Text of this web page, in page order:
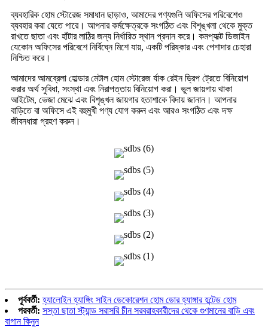
ব্যবহারিক হোম স্টোরেজ সমাধান ছাড়াও, আমাদের পণ্যগুলি অফিসের পরিবেশেও
ব্যবহার করা যেতে পারে। আপনার কর্মক্ষেত্রকে সংগঠিত এবং বিশৃঙ্খলা থেকে মুক্ত
রাখতে ছাতা এবং হাঁটার লাঠির জন্য নির্ধারিত স্থান প্রদান করে। কমপ্যাক্ট ডিজাইন
যেকোন অফিসের পরিবেশে নির্বিঘ্নে মিশে যায়, একটি পরিষ্কার এবং পেশাদার চেহারা
নিশ্চিত করে।
আমাদের আমব্রেলা হোল্ডার মেটাল হোম স্টোরেজ র্যাক রেইন ড্রিপ ট্রেতে বিনিয়োগ
করার অর্থ সুবিধা, সংস্থা এবং নিরাপত্তায় বিনিয়োগ করা। ভুল জায়গায় থাকা
আইটেম, ভেজা মেঝে এবং বিশৃঙ্খল জায়গার হতাশাকে বিদায় জানান। আপনার
বাড়িতে বা অফিসে এই বহুমুখী পণ্য যোগ করুন এবং আরও সংগঠিত এবং দক্ষ
জীবনধারা গ্রহণ করুন।
পূর্ববর্তী: হ্যালোইন হ্যাঙ্গিং সাইন ডেকোরেশন হোম ডোর হ্যাঙ্গার হন্টেড হোম
পরবর্তী: সস্তা ছাতা স্ট্যান্ড সরাসরি চীন সরবরাহকারীদের থেকে গুণমানের বাড়ি এবং
বাগান কিনুন